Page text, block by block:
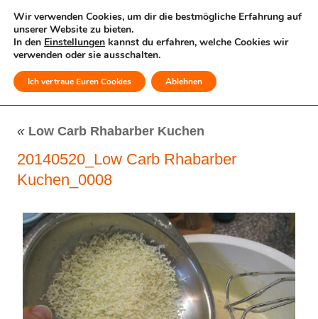
MENÜ
« Low Carb Rhabarber Kuchen
20140520_Low Carb Rhabarber
Kuchen_0008
Wir verwenden Cookies, um dir die bestmögliche Erfahrung auf
unserer Website zu bieten.
In den Einstellungen kannst du erfahren, welche Cookies wir
verwenden oder sie ausschalten.
Ich vertraue Euren Cookies Ablehnen